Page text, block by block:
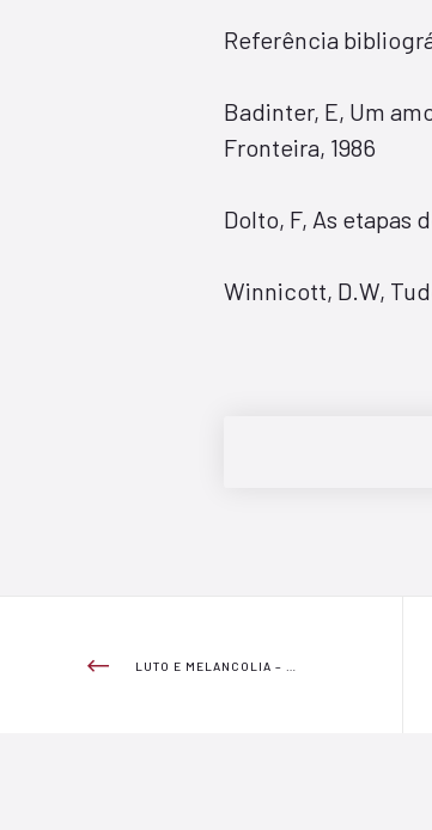
Referência
Badinter, E, Um
Fronteira, 1986
Dolto, F, As etapas
Winnicott, D.W,